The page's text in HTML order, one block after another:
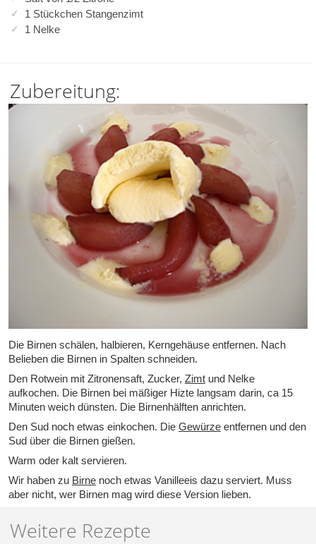
1 Stückchen Stangenzimt
1 Nelke
Zubereitung:
Die Birnen schälen, halbieren, Kerngehäuse entfernen. Nach
Belieben die Birnen in Spalten schneiden.
Den Rotwein mit Zitronensaft, Zucker, Zimt und Nelke
aufkochen. Die Birnen bei mäßiger Hizte langsam darin, ca 15
Minuten weich dünsten. Die Birnenhälften anrichten.
Den Sud noch etwas einkochen. Die Gewürze entfernen und den
Sud über die Birnen gießen.
Warm oder kalt servieren.
Wir haben zu Birne noch etwas Vanilleeis dazu serviert. Muss
aber nicht, wer Birnen mag wird diese Version lieben.
Weitere Rezepte